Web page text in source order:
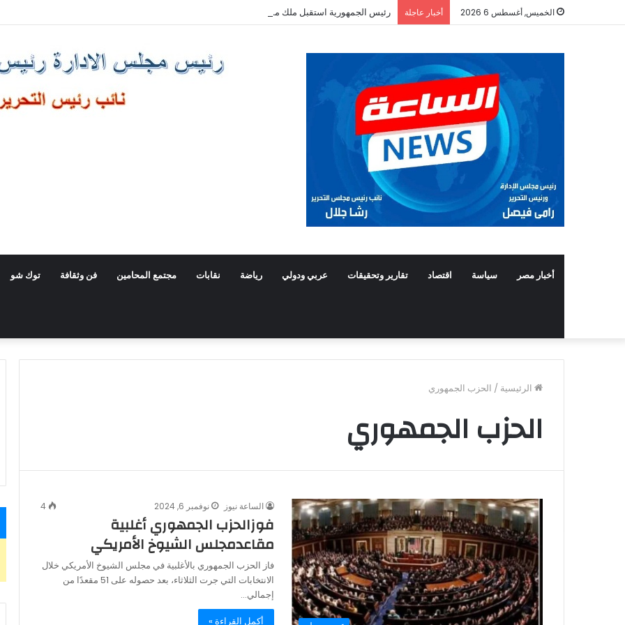
الخميس, أغسطس 6 2026 أخبار عاجلة رئيس الجمهورية استقبل ملك مملكة البحرين الشقيقة
أخبار مصر سياسة اقتصاد تقارير وتحقيقات عربي ودولي رياضة نقابات مجتمع المحامين فن وثقافة توك شو
الرئيسية / الحزب الجمهوري
الحزب الجمهوري
الساعة نيوز نوفمبر 6, 2024 4
فوزالحزب الجمهوري أغلبية
مقاعدمجلس الشيوخ الأمريكي
فاز الحزب الجمهوري بالأغلبية في مجلس الشيوخ الأمريكي خلال
الانتخابات التي جرت الثلاثاء، بعد حصوله على 51 مقعدًا من
إجمالي…
أكمل القراءة »